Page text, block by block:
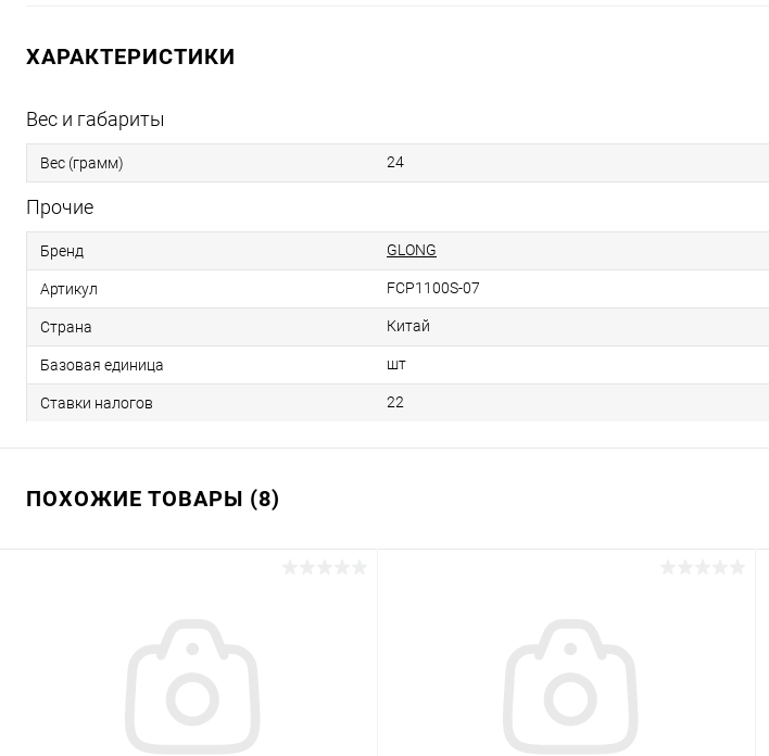
ХАРАКТЕРИСТИКИ
Вес и габариты
Вес (грамм) 24
Прочие
Бренд GLONG
Артикул FCP1100S-07
Страна Китай
Базовая единица шт
Ставки налогов 22
ПОХОЖИЕ ТОВАРЫ (8)